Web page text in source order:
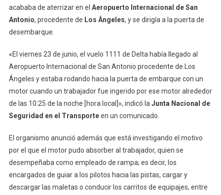
acababa de aterrizar en el Aeropuerto Internacional de San
Antonio, procedente de Los Ángeles, y se dirigía a la puerta de
desembarque.
«El viernes 23 de junio, el vuelo 1111 de Delta había llegado al
Aeropuerto Internacional de San Antonio procedente de Los
Ángeles y estaba rodando hacia la puerta de embarque con un
motor cuando un trabajador fue ingerido por ese motor alrededor
de las 10:25 de la noche [hora local]», indicó laJunta Nacional de
Seguridad en el Transporteen un comunicado.
El organismo anunció además que está investigando el motivo
por el que el motor pudo absorber al trabajador, quien se
desempeñaba como empleado de rampa; es decir, los
encargados de guiar a los pilotos hacia las pistas, cargar y
descargar las maletas o conducir los carritos de equipajes, entre